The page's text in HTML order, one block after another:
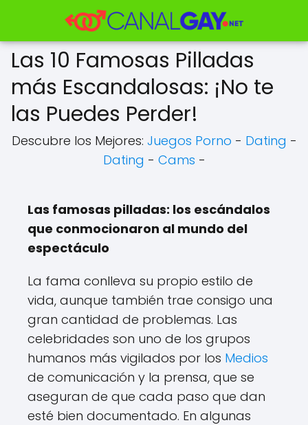
Las 10 Famosas Pilladas
más Escandalosas: ¡No te
las Puedes Perder!
Descubre los Mejores: Juegos Porno - Dating -
Dating - Cams -
Las famosas pilladas: los escándalos
que conmocionaron al mundo del
espectáculo
La fama conlleva su propio estilo de
vida, aunque también trae consigo una
gran cantidad de problemas. Las
celebridades son uno de los grupos
humanos más vigilados por los Medios
de comunicación y la prensa, que se
aseguran de que cada paso que dan
esté bien documentado. En algunas